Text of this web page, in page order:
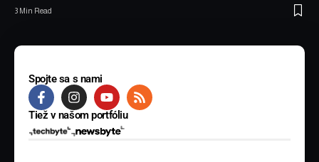
3 Min Read
Spojte sa s nami
Tiež v našom portfóliu